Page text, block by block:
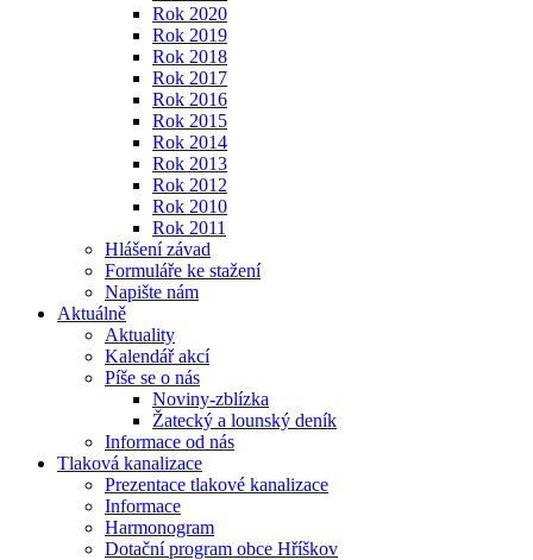
Rok 2020
Rok 2019
Rok 2018
Rok 2017
Rok 2016
Rok 2015
Rok 2014
Rok 2013
Rok 2012
Rok 2010
Rok 2011
Hlášení závad
Formuláře ke stažení
Napište nám
Aktuálně
Aktuality
Kalendář akcí
Píše se o nás
Noviny-zblízka
Žatecký a lounský deník
Informace od nás
Tlaková kanalizace
Prezentace tlakové kanalizace
Informace
Harmonogram
Dotační program obce Hříškov